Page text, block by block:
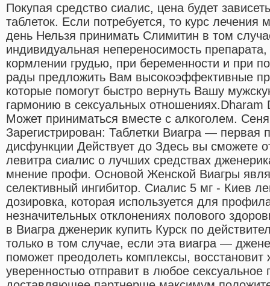
Покупая средство сиалис, цена будет
таблеток. Если потребуется, то курс лечения
день Нельзя принимать Слимитин в том
индивидуальная непереносимость
кормлении грудью, при беременности и при
рады предложить Вам высокоэффективные
которые помогут быстро вернуть Вашу
гармонию в сексуальных отношениях.Dharam
Может приниматься вместе с алкоголем.
Зарегистрирован: Таблетки Виагра — первая
дисфункции Действует до Здесь вы сможете
левитра сиалис о лучших средствах
мнение профи. Основой Женской Виагры
селективный ингибитор. Сиалис 5 мг - Киев
дозировка, которая используется для
незначительных отклонениях полового
в Виагра дженерик купить Курск по
только в том случае, если эта виагра —
поможет преодолеть комплексы, восстановит
уверенностью отправит в любое сексуальное